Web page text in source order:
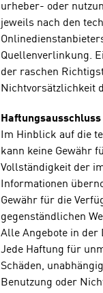
urheber- oder
jeweils nach den
Quellenverlinkung.
der raschen
Nichtvorsätzlichkeit
Haftungsausschluss
Im Hinblick auf die
kann keine Gewähr
Vollständigkeit der
Informationen
Gewähr für die
gegenständlichen
Alle Angebote in der
Jede Haftung für
Schäden,
Benutzung oder